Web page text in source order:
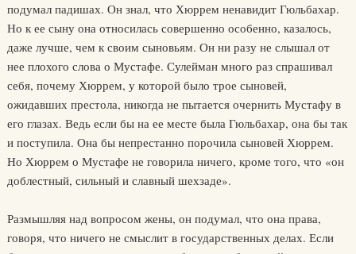
подумал падишах. Он знал, что Хюррем ненавидит Гюльбахар.
Но к ее сыну она относилась совершенно особенно, казалось,
даже лучше, чем к своим сыновьям. Он ни разу не слышал от
нее плохого слова о Мустафе. Сулейман много раз спрашивал
себя, почему Хюррем, у которой было трое сыновей,
ожидавших престола, никогда не пытается очернить Мустафу в
его глазах. Ведь если бы на ее месте была Гюльбахар, она бы так
и поступила. Она бы непрестанно порочила сыновей Хюррем.
Но Хюррем о Мустафе не говорила ничего, кроме того, что «он
доблестный, сильный и славный шехзаде».
Размышляя над вопросом жены, он подумал, что она права,
говоря, что ничего не смыслит в государственных делах. Если